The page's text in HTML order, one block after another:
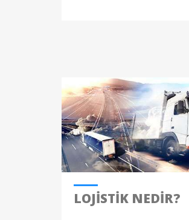
LOJISTIK NEDIR?